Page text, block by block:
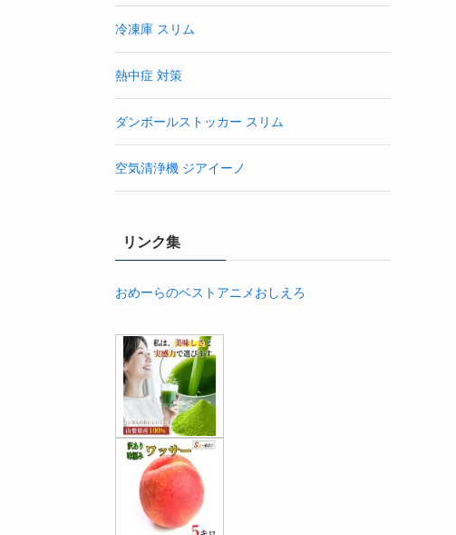
冷凍庫 スリム
熱中症 対策
ダンボールストッカー スリム
空気清浄機 ジアイーノ
リンク集
おめーらのベストアニメおしえろ